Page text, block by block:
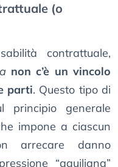
(o
contrattuale,
non c’è un vincolo
parti. Questo tipo di
principio generale
impone a ciascun
arrecare danno
“aquiliana”